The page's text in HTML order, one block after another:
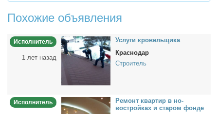
Похожие объявления
Исполнитель
1 лет назад
Услу­ги кро­вель­щи­ка
Краснодар
Строитель
Исполнитель
Ре­монт квар­тир в но­
вострой­ках и ста­ром фон­де